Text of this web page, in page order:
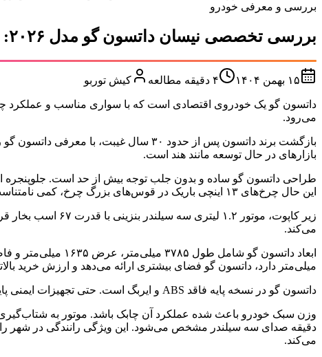
بررسی و معرفی خودرو
بررسی تخصصی نیسان داتسون گو مدل ۲۰۲۶: خودرویی اقتصادی با عملکرد قابل توجه
۱۵ بهمن ۱۴۰۴ ۴ دقیقه مطالعه کیش توربو
داتسون گو یک خودروی اقتصادی است که با سواری مناسب و عملکرد
می‌رود.
بازگشت برند داتسون پس از حدود ۳۰ سال
بازارهای در حال توسعه مانند هند است.
طراحی داتسون گو ساده و بدون جلب توجه بیش از حد است. جلوپنجره
این حال چرخ‌های ۱۳ اینچی باریک در قوس‌های بزرگ چرخ، کمی نامتناسب به نظر می‌رسند.
زیر کاپوت،
می‌کند.
میلی‌متر دارد، داتسون گو فضای بیشتری ارائه می‌دهد و ارزش خرید
داتسون گو در نسخه پایه فاقد ABS و ایربگ است. حتی تجهیزات ایمنی پایه مانند گرم‌کن شیشه عقب و برف‌پاک‌کن عقب نیز وجود ندارد.
دقیقه صدای سه سیلندر مشخص می‌شود. این ویژگی رانندگی در شهر
می‌کند.